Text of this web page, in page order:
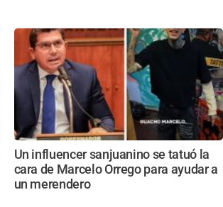
Un influencer sanjuanino se tatuó la
cara de Marcelo Orrego para ayudar a
un merendero